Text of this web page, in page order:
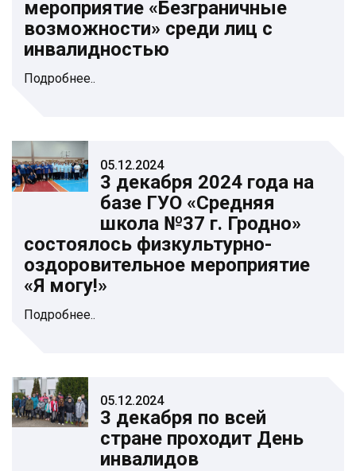
мероприятие «Безграничные
возможности» среди лиц с
инвалидностью
Подробнее..
05.12.2024
3 декабря 2024 года на
базе ГУО «Средняя
школа №37 г. Гродно»
состоялось физкультурно-
оздоровительное мероприятие
«Я могу!»
Подробнее..
05.12.2024
3 декабря по всей
стране проходит День
инвалидов